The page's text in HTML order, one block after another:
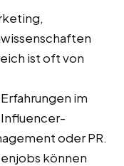
ist oft von
im
oder PR.
können